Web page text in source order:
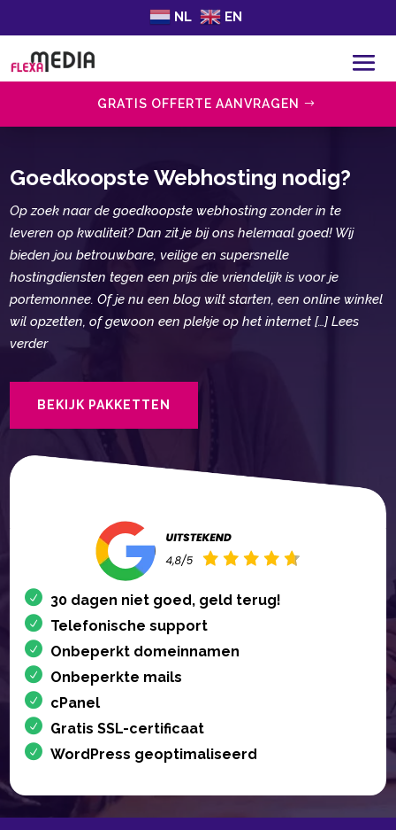
NL EN
GRATIS OFFERTE AANVRAGEN
Goedkoopste Webhosting nodig?
Op zoek naar de goedkoopste webhosting zonder in te
leveren op kwaliteit? Dan zit je bij ons helemaal goed! Wij
bieden jou betrouwbare, veilige en supersnelle
hostingdiensten tegen een prijs die vriendelijk is voor je
portemonnee. Of je nu een blog wilt starten, een online winkel
wil opzetten, of gewoon een plekje op het internet […] Lees
verder
BEKIJK PAKKETTEN
30 dagen niet goed, geld terug!
Telefonische support
Onbeperkt domeinnamen
Onbeperkte mails
cPanel
Gratis SSL-certificaat
WordPress geoptimaliseerd